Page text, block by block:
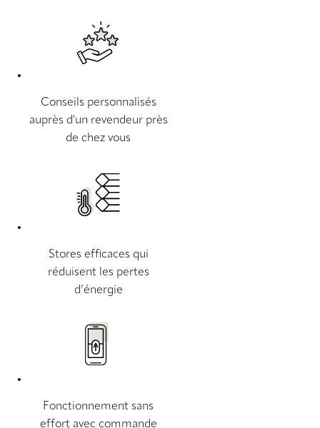
Conseils personnalisés
auprès d'un revendeur près
de chez vous
Stores efficaces qui
réduisent les pertes
d’énergie
Fonctionnement sans
effort avec commande